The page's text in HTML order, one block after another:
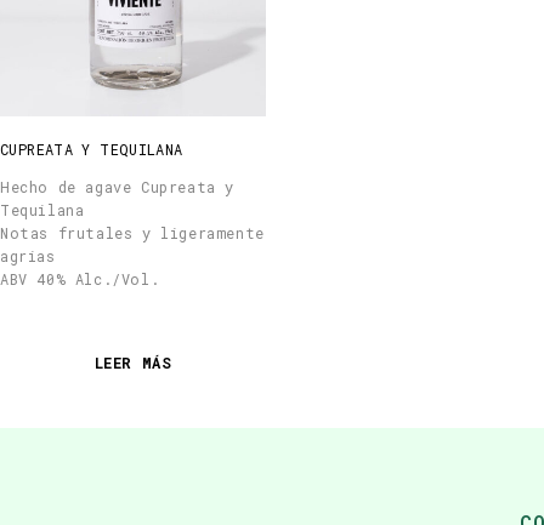
CUPREATA Y TEQUILANA
Hecho de agave Cupreata y
Tequilana
Notas frutales y ligeramente
agrias
ABV 40% Alc./Vol.
LEER MÁS